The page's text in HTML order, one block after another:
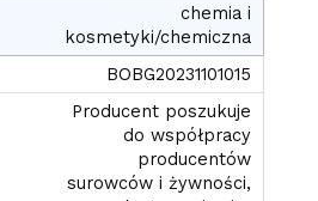
chemia i
kosmetyki/chemiczna
BOBG20231101015
Producent poszukuje
do współpracy
producentów
surowców i żywności,